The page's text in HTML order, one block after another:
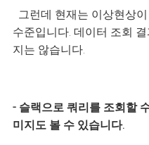
그런데 현재는 이상현상
수준입니다. 데이터 조회
지는 않습니다.
- 슬랙으로 쿼리를 조회할
미지도 볼 수 있습니다.